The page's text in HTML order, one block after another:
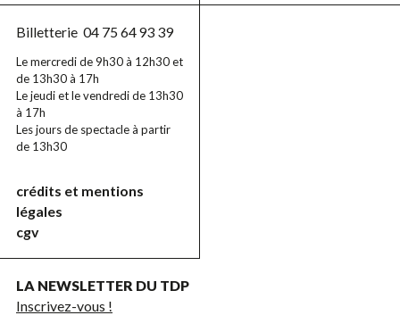
Billetterie 04 75 64 93 39
Le mercredi de 9h30 à 12h30 et
de 13h30 à 17h
Le jeudi et le vendredi de 13h30
à 17h
Les jours de spectacle à partir
de 13h30
crédits et mentions
légales
cgv
LA NEWSLETTER DU TDP
Inscrivez-vous !